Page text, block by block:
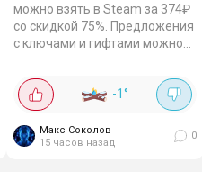
можно взять в Steam за 374₽
со скидкой 75%. Предложения
с ключами и гифтами можно
GGSEL. Киберпанковая экшен-
RPG про мир, где...
-1°
Макс Соколов
15 часов назад
0